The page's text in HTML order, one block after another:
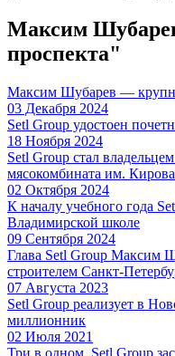
Максим
проспекта"
Максим Шубарев —
03 Декабря 2024
Setl Group удостоен
18 Ноября 2024
Setl Group стал
мясокомбината им.
02 Октября 2024
К началу учебного года
Владимирской школе
09 Сентября 2024
Глава Setl Group Максим
строителем Санкт-
07 Августа 2023
Setl Group реализует в
миллионник
02 Июля 2021